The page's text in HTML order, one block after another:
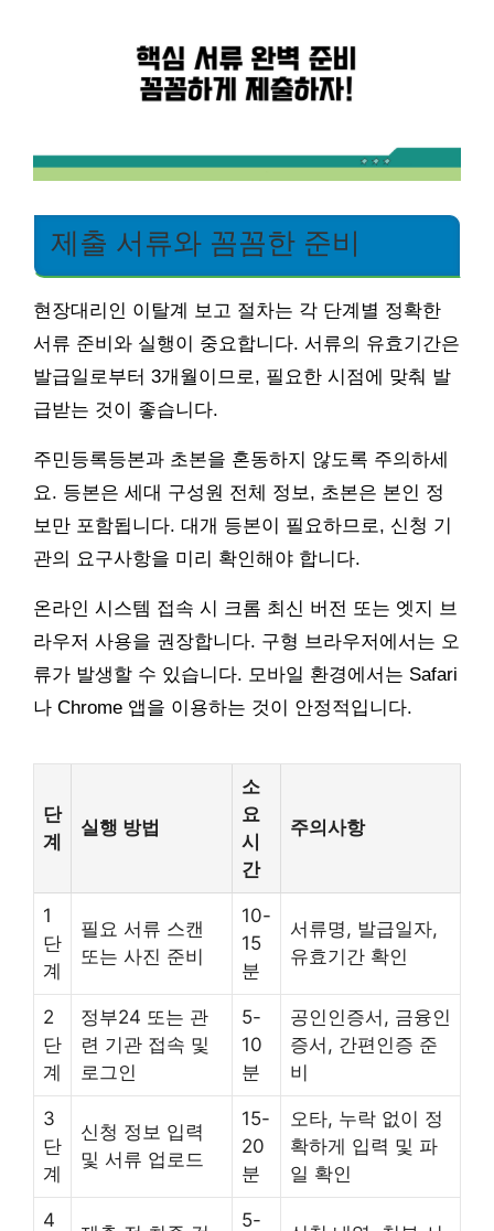
제출 서류와 꼼꼼한 준비
현장대리인 이탈계 보고 절차는 각 단계별 정확한
서류 준비와 실행이 중요합니다. 서류의 유효기간은
발급일로부터 3개월이므로, 필요한 시점에 맞춰 발
급받는 것이 좋습니다.
주민등록등본과 초본을 혼동하지 않도록 주의하세
요. 등본은 세대 구성원 전체 정보, 초본은 본인 정
보만 포함됩니다. 대개 등본이 필요하므로, 신청 기
관의 요구사항을 미리 확인해야 합니다.
온라인 시스템 접속 시 크롬 최신 버전 또는 엣지 브
라우저 사용을 권장합니다. 구형 브라우저에서는 오
류가 발생할 수 있습니다. 모바일 환경에서는 Safari
나 Chrome 앱을 이용하는 것이 안정적입니다.
단
계
실행 방법
소
요
시
간
주의사항
1
단
계
필요 서류 스캔
또는 사진 준비
10-
15
분
서류명, 발급일자,
유효기간 확인
2
단
계
정부24 또는 관
련 기관 접속 및
로그인
5-
10
분
공인인증서, 금융인
증서, 간편인증 준
비
3
단
계
신청 정보 입력
및 서류 업로드
15-
20
분
오타, 누락 없이 정
확하게 입력 및 파
일 확인
4 5-